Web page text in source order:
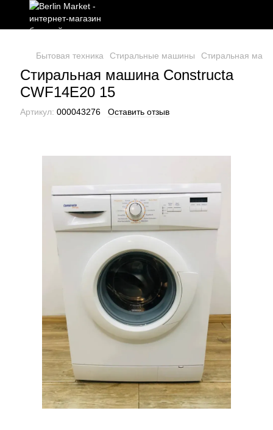
Бытовая техника Стиральные машины Стиральная
Стиральная машина Constructa
CWF14E20 15
Артикул: 000043276 Оставить отзыв